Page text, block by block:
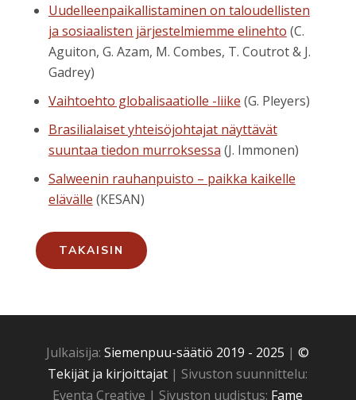
Uudelleenpaikallistaminen on taloudellisten
ja sosiaalisten järjestelmiemme elinehto (C.
Aguiton, G. Azam, M. Combes, T. Coutrot & J.
Gadrey)
Vaihtoehto globalisaatiolle -liike (G. Pleyers)
Brasilialaiset yhteisöjohtajat näyttävät
suuntaa tiedon murroksessa (J. Immonen)
Salweenin rauhanpuisto – paikka kaikelle
elävälle (KESAN)
TAKAISIN
Julkaisija:Siemenpuu-säätiö 2019 - 2025 |©
Tekijät ja kirjoittajat | Sivuston suunnittelu:
Eventa Creative | Sivuston uudistus: Fame